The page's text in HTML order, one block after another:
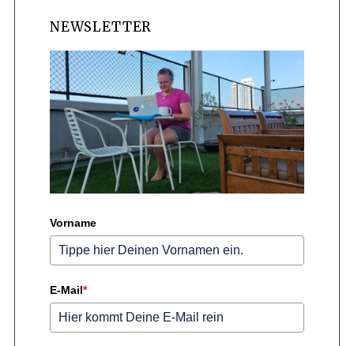
NEWSLETTER
Vorname
E-Mail*